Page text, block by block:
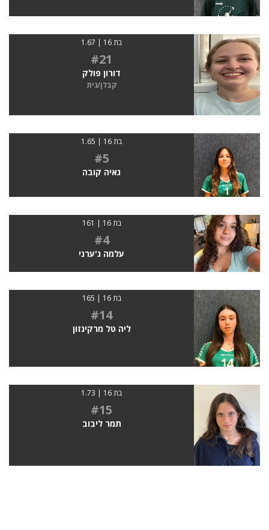
בת 16 | 1.67
#21
דורון פולק
קבלן/נית
בת 16 | 1.65
#5
גאיה קובה
בת 16 | 161
#4
עלמה ג'ערני
בת 16 | 165
#14
ליה טל מרקינזון
בת 16 | 1.73
#15
תמר ליבוב